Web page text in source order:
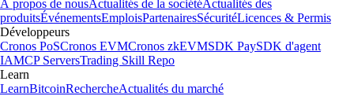
À propos de nousActualités de la sociétéActualités des
produitsÉvénementsEmploisPartenairesSécuritéLicences & Permis
Développeurs
Cronos PoSCronos EVMCronos zkEVMSDK PaySDK d'agent
IAMCP ServersTrading Skill Repo
Learn
LearnBitcoinRechercheActualités du marché